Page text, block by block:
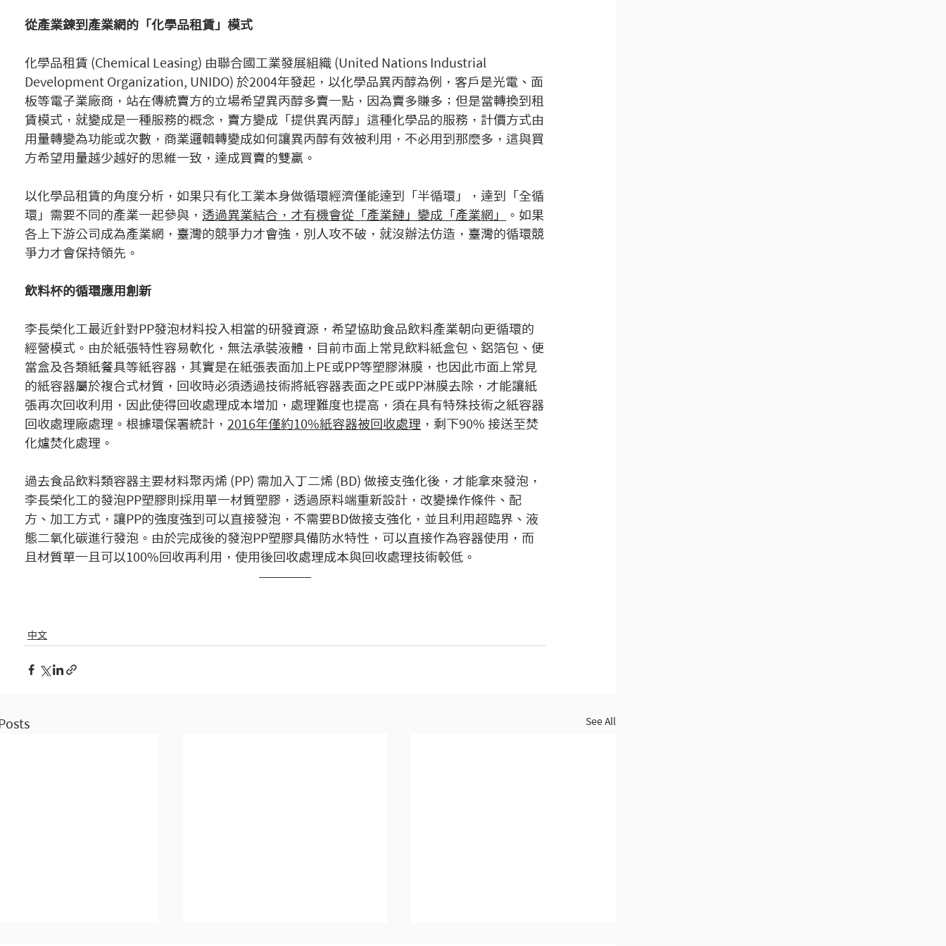
從產業鍊到產業網的「化學品租賃」模式
化學品租賃 (Chemical Leasing) 由聯合國工業發展組織 (United Nations Industrial
Development Organization, UNIDO) 於2004年發起，以化學品異丙醇為例，客戶是光電、面
板等電子業廠商，站在傳統賣方的立場希望異丙醇多賣一點，因為賣多賺多；但是當轉換到租
賃模式，就變成是一種服務的概念，賣方變成「提供異丙醇」這種化學品的服務，計價方式由
用量轉變為功能或次數，商業邏輯轉變成如何讓異丙醇有效被利用，不必用到那麼多，這與買
方希望用量越少越好的思維一致，達成買賣的雙贏。
以化學品租賃的角度分析，如果只有化工業本身做循環經濟僅能達到「半循環」，達到「全循
環」需要不同的產業一起參與， 透過異業結合，才有機會從「產業鏈」變成「產業網」
。如果
各上下游公司成為產業網，臺灣的競爭力才會強，別人攻不破，就沒辦法仿造，臺灣的循環競
爭力才會保持領先。
飲料杯的循環應用創新
李長榮化工最近針對PP發泡材料投入相當的研發資源，希望協助食品飲料產業朝向更循環的
經營模式。由於紙張特性容易軟化，無法承裝液體，目前市面上常見飲料紙盒包、鋁箔包、便
當盒及各類紙餐具等紙容器，其實是在紙張表面加上PE或PP等塑膠淋膜，也因此市面上常見
的紙容器屬於複合式材質，回收時必須透過技術將紙容器表面之PE或PP淋膜去除，才能讓紙
張再次回收利用，因此使得回收處理成本增加，處理難度也提高，須在具有特殊技術之紙容器
回收處理廠處理。根據環保署統計， 2016年僅約10%紙容器被回收處理 ，剩下90% 接送至焚
化爐焚化處理。
過去食品飲料類容器主要材料聚丙烯 (PP) 需加入丁二烯 (BD) 做接支強化後，才能拿來發泡，
李長榮化工的發泡PP塑膠則採用單一材質塑膠，透過原料端重新設計，改變操作條件、配
方、加工方式，讓PP的強度強到可以直接發泡，不需要BD做接支強化，並且利用超臨界、液
態二氧化碳進行發泡。由於完成後的發泡PP塑膠具備防水特性，可以直接作為容器使用，而
且材質單一且可以100%回收再利用，使用後回收處理成本與回收處理技術較低。
中文
See All